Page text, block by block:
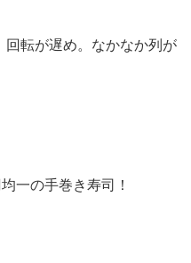
回転が遅め。なかなか列が
一の手巻き寿司！